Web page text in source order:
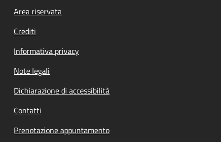
Footer menu
Area riservata
Crediti
Informativa privacy
Note legali
Dichiarazione di accessibilità
Contatti
Prenotazione appuntamento